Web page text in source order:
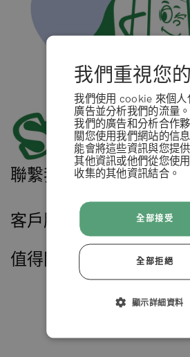
條款 &
拒絕
接受
聯繫我們
客戶服務
值得閱讀
我們重視您
我們使用 cookie 來個人
廣告並分析我們的流量
我們的廣告和分析合作
關您使用我們網站的信
能會將這些資訊與您提
其他資訊或他們從您使
收集的其他資訊結合。
全部接受
全部拒絕
顯示詳細資料